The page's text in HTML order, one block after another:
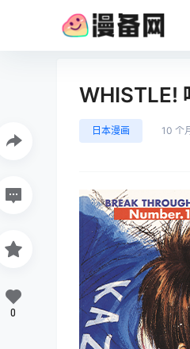
WHISTLE!
日本漫画 10 个
0